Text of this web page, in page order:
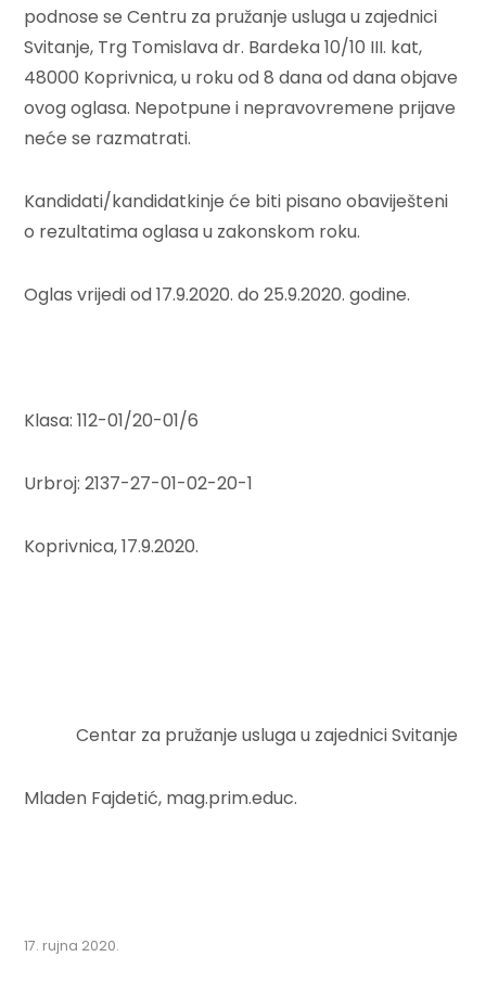
podnose se Centru za pružanje usluga u zajednici
Svitanje, Trg Tomislava dr. Bardeka 10/10 III. kat,
48000 Koprivnica, u roku od 8 dana od dana objave
ovog oglasa. Nepotpune i nepravovremene prijave
neće se razmatrati.
Kandidati/kandidatkinje će biti pisano obaviješteni
o rezultatima oglasa u zakonskom roku.
Oglas vrijedi od 17.9.2020. do 25.9.2020. godine.
Klasa: 112-01/20-01/6
Urbroj: 2137-27-01-02-20-1
Koprivnica, 17.9.2020.
Centar za pružanje usluga u zajednici Svitanje
Mladen Fajdetić, mag.prim.educ.
17. rujna 2020.